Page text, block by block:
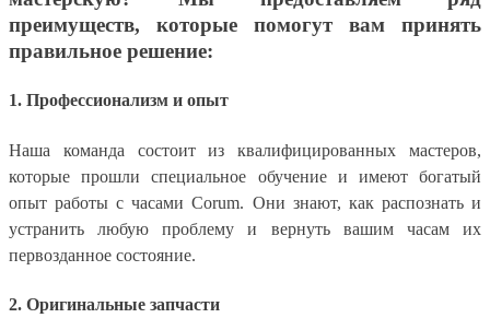
преимуществ, которые помогут вам принять
правильное решение:
1. Профессионализм и опыт
Наша команда состоит из квалифицированных мастеров,
которые прошли специальное обучение и имеют богатый
опыт работы с часами Corum. Они знают, как распознать и
устранить любую проблему и вернуть вашим часам их
первозданное состояние.
2. Оригинальные запчасти